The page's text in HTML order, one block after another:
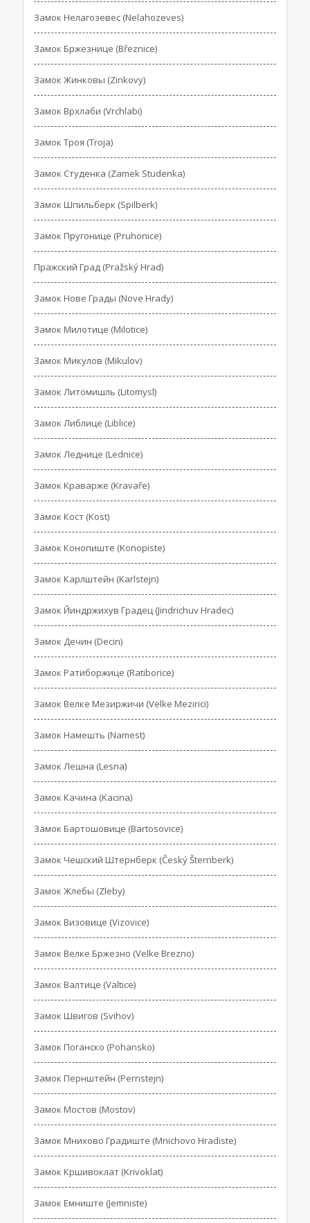
Замок Нелагозевес (Nelahozeves)
Замок Бржезнице (Březnice)
Замок Жинковы (Zinkovy)
Замок Врхлаби (Vrchlabi)
Замок Троя (Troja)
Замок Студенка (Zamek Studenka)
Замок Шпильберк (Spilberk)
Замок Пругонице (Pruhonice)
Пражский Град (Pražský Hrad)
Замок Нове Грады (Nove Hrady)
Замок Милотице (Milotice)
Замок Микулов (Mikulov)
Замок Литомишль (Litomysl)
Замок Либлице (Liblice)
Замок Леднице (Lednice)
Замок Краварже (Kravaře)
Замок Кост (Kost)
Замок Конопиште (Konopiste)
Замок Карлштейн (Karlstejn)
Замок Йиндржихув Градец (Jindrichuv Hradec)
Замок Дечин (Decin)
Замок Ратиборжице (Ratiborice)
Замок Велке Мезиржичи (Velke Mezirici)
Замок Намешть (Namest)
Замок Лешна (Lesna)
Замок Качина (Kacina)
Замок Бартошовице (Bartosovice)
Замок Чешский Штернберк (Český Šternberk)
Замок Жлебы (Zleby)
Замок Визовице (Vizovice)
Замок Велке Бржезно (Velke Brezno)
Замок Валтице (Valtice)
Замок Швигов (Svihov)
Замок Поганско (Pohansko)
Замок Пернштейн (Pernstejn)
Замок Мостов (Mostov)
Замок Мнихово Градиште (Mnichovo Hradiste)
Замок Кршивоклат (Krivoklat)
Замок Емниште (Jemniste)